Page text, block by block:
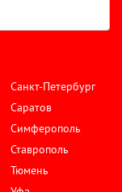
Санкт-Петербург
Саратов
Симферополь
Ставрополь
Тюмень